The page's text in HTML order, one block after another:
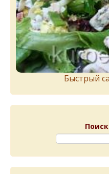
Быстрый